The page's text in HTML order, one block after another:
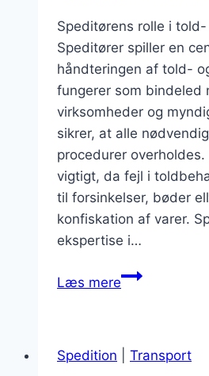
Speditørens rolle i
Speditører spiller en
håndteringen af told-
fungerer som bindeled
virksomheder og
sikrer, at alle
procedurer
vigtigt, da fejl i
til forsinkelser, bøder
konfiskation af varer.
ekspertise i…
Læs mereSpeditør
told-
Spedition Transport